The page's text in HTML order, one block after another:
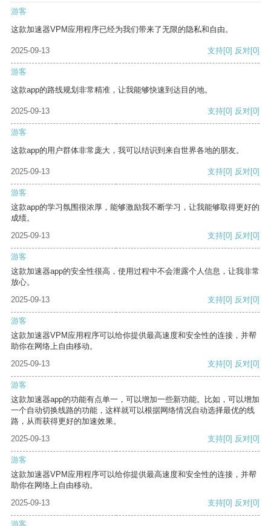
游客
这款加速器VPM应用程序已经为我们带来了无限的隐私和自由。
2025-09-13 支持[0] 反对[0]
游客
这款app的路线规划非常精准，让我能够快速到达目的地。
2025-09-13 支持[0] 反对[0]
游客
这款app的用户群体非常庞大，我可以结识到来自世界各地的朋友。
2025-09-13 支持[0] 反对[0]
游客
这款app的学习氛围很浓厚，能够激励我不断学习，让我能够取得更好的
成绩。
2025-09-13
支持[0] 反对[0]
游客
这款加速器app的安全性很高，使用过程中不会泄露个人信息，让我非常
放心。
2025-09-13
支持[0] 反对[0]
游客
这款加速器VPM应用程序可以给你提供最高速度和安全性的连接，并帮
助你在网络上自由移动。
2025-09-13
支持[0] 反对[0]
游客
这款加速器app的功能有点单一，可以增加一些新功能。比如，可以增加
一个自动切换线路的功能，这样就可以根据网络情况自动选择最优的线
路，从而获得更好的加速效果。
2025-09-13
支持[0] 反对[0]
游客
这款加速器VPM应用程序可以给你提供最高速度和安全性的连接，并帮
助你在网络上自由移动。
2025-09-13
支持[0] 反对[0]
游客